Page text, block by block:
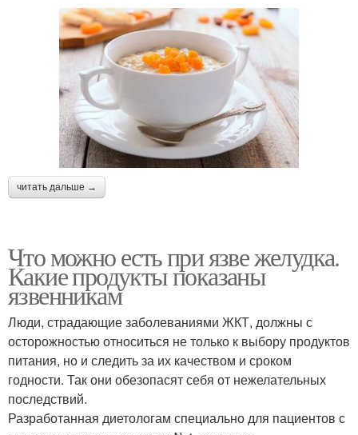
читать дальше →
Что можно есть при язве желудка.
Какие продукты показаны
язвенникам
Люди, страдающие заболеваниями ЖКТ, должны с
осторожностью относиться не только к выбору продуктов
питания, но и следить за их качеством и сроком
годности. Так они обезопасят себя от нежелательных
последствий.
Разработанная диетологам специально для пациентов с